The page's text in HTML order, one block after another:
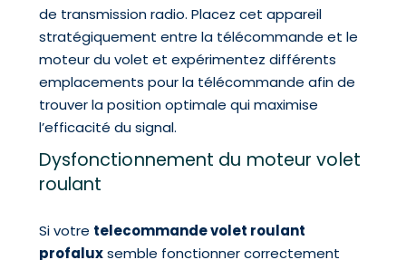
de transmission radio. Placez cet appareil
stratégiquement entre la télécommande et le
moteur du volet et expérimentez différents
emplacements pour la télécommande afin de
trouver la position optimale qui maximise
l’efficacité du signal.
Dysfonctionnement du moteur volet
roulant
Si votre telecommande volet roulant
profaluxsemble fonctionner correctement